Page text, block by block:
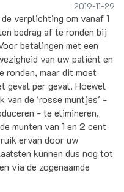
2019-11-29
verplichting om vanaf 1
bedrag af te ronden bij
betalingen met een
van uw patiënt en
ronden, maar dit moet
geval per geval. Hoewel
van de 'rosse muntjes' -
- te elimineren,
munten van 1 en 2 cent
ervan door uw
kunnen dus nog tot
via de zogenaamde